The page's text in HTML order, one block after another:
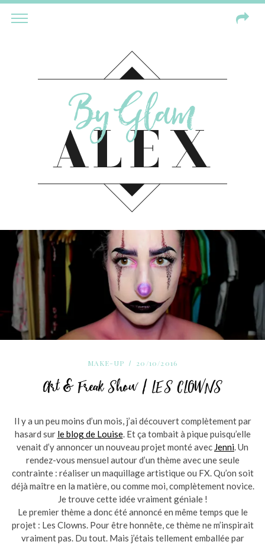
MAKE-UP 20/10/2016
Art & Freak Show / LES CLOWNS
Il y a un peu moins d’un mois, j’ai découvert complètement par
hasard sur le blog de Louise. Et ça tombait à pique puisqu’elle
venait d’y annoncer un nouveau projet monté avec Jenni. Un
rendez-vous mensuel autour d’un thème avec une seule
contrainte : réaliser un maquillage artistique ou FX. Qu’on soit
déjà maître en la matière, ou comme moi, complètement novice.
Je trouve cette idée vraiment géniale !
Le premier thème a donc été annoncé en même temps que le
projet : Les Clowns. Pour être honnête, ce thème ne m’inspirait
vraiment pas. Du tout. Mais j’étais tellement emballée par